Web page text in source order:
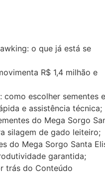
o que já está se
R$ 1,4 milhão e
como escolher sementes
e assistência técnica;
do Mega Sorgo
silagem de gado leiteiro;
do Mega Sorgo Santa
garantida;
trás do Conteúdo